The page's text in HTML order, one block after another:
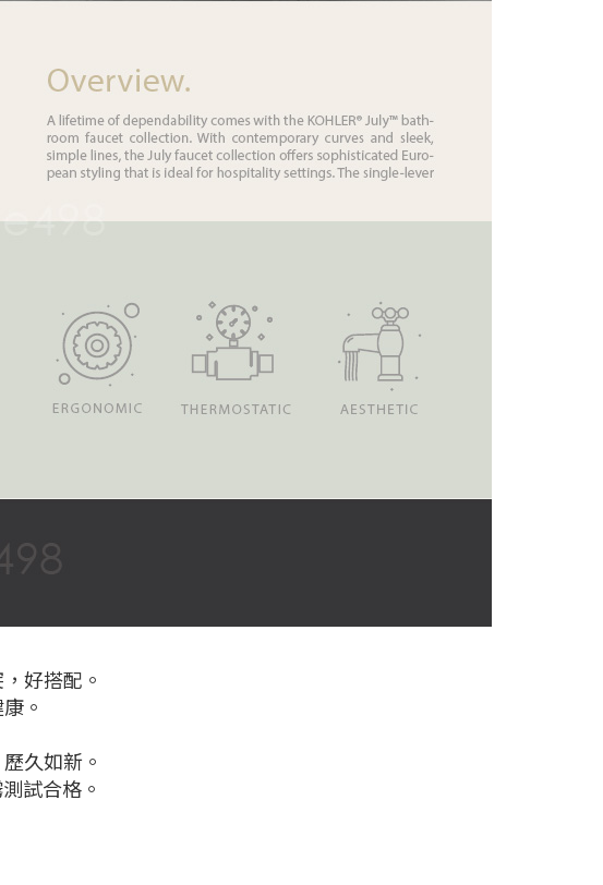
好搭配。
。
久如新。
試合格。